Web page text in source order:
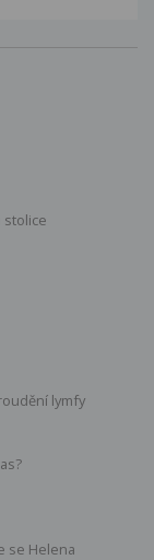
stolice
lymfy
se Helena